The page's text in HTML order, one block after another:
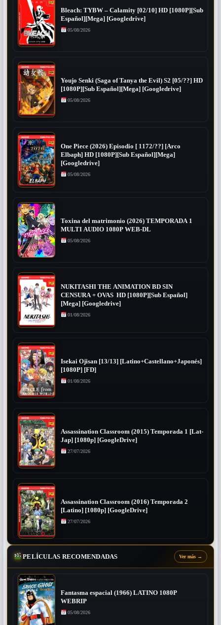
Bleach: TYBW – Calamity [02/10] HD [1080P][Sub
Español][Mega] [Googledrive]
05/08/2026
Youjo Senki (Saga of Tanya the Evil) S2 [05/??] HD
[1080P][Sub Español][Mega] [Googledrive]
05/08/2026
One Piece (2026) Episodio [ 1172/??] [Arco
Elbaph] HD [1080P][Sub Español][Mega]
[Googledrive]
05/08/2026
Toxina del matrimonio (2026) TEMPORADA 1
MULTI AUDIO 1080P WEB-DL
05/08/2026
NUKITASHI THE ANIMATION BD SIN
CENSURA + OVAS HD [1080P][Sub Español]
[Mega] [Googledrive]
01/08/2026
Isekai Ojisan [13/13] [Latino+Castellano+Japonés]
[1080P] [FD]
01/08/2026
Assassination Classroom (2015) Temporada 1 [Lat-
Jap] [1080p] [GoogleDrive]
27/07/2026
Assassination Classroom (2016) Temporada 2
[Latino] [1080p] [GoogleDrive]
27/07/2026
PELÍCULAS RECOMENDADAS Ver más →
Fantasma espacial (1966) LATINO 1080P
WEBRIP
05/08/2026